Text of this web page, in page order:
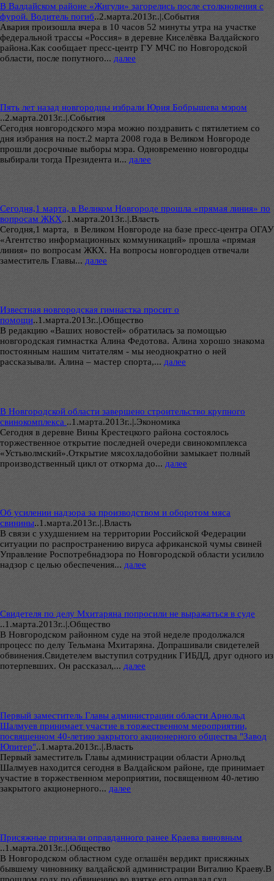
В Валдайском районе «Жигули» загорелись после столкновения с
фурой. Водитель погиб..2.марта.2013г..|.Cобытия
Авария произошла вчера в 10 часов 52 минуты утра на участке
федеральной трассы «Россия» в деревне Киселёвка Валдайского
района.Как сообщает пресс-центр ГУ МЧС по Новгородской
области, после попутного... далее
Пять лет назад новгородцы избрали Юрия Бобрышева мэром
..2.марта.2013г..|.Cобытия
Сегодня новгородского мэра можно поздравить с пятилетием со
дня избрания на пост.2 марта 2008 года в Великом Новгороде
прошли досрочные выборы мэра. Одновременно новгородцы
выбирали тогда Президента и... далее
Сегодня,1 марта, в Великом Новгороде прошла «прямая линия» по
вопросам ЖКХ..1.марта.2013г..|.Власть
Сегодня,1 марта, в Великом Новгороде на базе пресс-центра ОГАУ
«Агентство информационных коммуникаций» прошла «прямая
линия» по вопросам ЖКХ. На вопросы новгородцев отвечали
заместитель Главы... далее
Известная новгородская гимнастка просит о
помощи..1.марта.2013г..|.Общество
В редакцию «Ваших новостей» обратилась за помощью
новгородская гимнастка Алина Федотова. Алина хорошо знакома
постоянным нашим читателям - мы неоднократно о ней
рассказывали. Алина – мастер спорта,... далее
В Новгородской области завершено строительство крупного
свинокомплекса ..1.марта.2013г..|.Экономика
Сегодня в деревне Вины Крестецкого района состоялось
торжественное открытие последней очереди свинокомплекса
«Устьволмский».Открытие мясохладобойни замыкает полный
производственный цикл от откорма до... далее
Об усилении надзора за производством и оборотом мяса
свинины..1.марта.2013г..|.Власть
В связи с ухудшением на территории Российской Федерации
ситуации по распространению вируса африканской чумы свиней
Управление Роспотребнадзора по Новгородской области усилило
надзор с целью обеспечения... далее
Свидетеля по делу Мхитаряна попросили не выражаться в суде
..1.марта.2013г..|.Общество
В Новгородском районном суде на этой неделе продолжался
процесс по делу Тельмана Мхитаряна. Допрашивали свидетелей
обвинения.Свидетелем выступил сотрудник ГИБДД, друг одного из
потерпевших. Он рассказал,... далее
Первый заместитель Главы администрации области Арнольд
Шалмуев принимает участие в торжественном мероприятии,
посвященном 40-летию закрытого акционерного общества "Завод
Юпитер"..1.марта.2013г..|.Власть
Первый заместитель Главы администрации области Арнольд
Шалмуев находится сегодня в Валдайском районе, где принимает
участие в торжественном мероприятии, посвященном 40-летию
закрытого акционерного... далее
Присяжные признали оправданного ранее Краева виновным
..1.марта.2013г..|.Общество
В Новгородском областном суде оглашён вердикт присяжных
бывшему чиновнику валдайской администрации Виталию Краеву.В